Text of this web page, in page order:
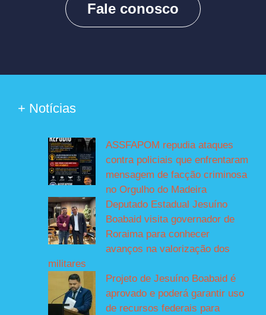
Fale conosco
+ Notícias
ASSFAPOM repudia ataques
contra policiais que enfrentaram
mensagem de facção criminosa
no Orgulho do Madeira
Deputado Estadual Jesuíno
Boabaid visita governador de
Roraima para conhecer
avanços na valorização dos
militares
Projeto de Jesuíno Boabaid é
aprovado e poderá garantir uso
de recursos federais para